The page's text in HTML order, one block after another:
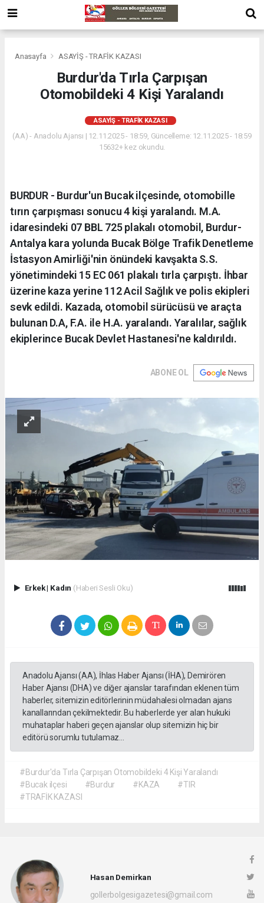
Anasayfa ASAYİŞ - TRAFİK KAZASI
Burdur'da Tırla Çarpışan
Otomobildeki 4 Kişi Yaralandı
ASAYİŞ - TRAFİK KAZASI
(AA) - Anadolu Ajansı | 12.11.2025 - 18:59, Güncelleme: 12.11.2025 - 18:59
15632+ kez okundu.
BURDUR - Burdur'un Bucak ilçesinde, otomobille
tırın çarpışması sonucu 4 kişi yaralandı. M.A.
idaresindeki 07 BBL 725 plakalı otomobil, Burdur-
Antalya kara yolunda Bucak Bölge Trafik Denetleme
İstasyon Amirliği'nin önündeki kavşakta S.S.
yönetimindeki 15 EC 061 plakalı tırla çarpıştı. İhbar
üzerine kaza yerine 112 Acil Sağlık ve polis ekipleri
sevk edildi. Kazada, otomobil sürücüsü ve araçta
bulunan D.A, F.A. ile H.A. yaralandı. Yaralılar, sağlık
ekiplerince Bucak Devlet Hastanesi'ne kaldırıldı.
ABONE OL
Erkek| Kadın (Haberi Sesli Oku)
Anadolu Ajansı (AA), İhlas Haber Ajansı (İHA), Demirören
Haber Ajansı (DHA) ve diğer ajanslar tarafından eklenen tüm
haberler, sitemizin editörlerinin müdahalesi olmadan ajans
kanallarından çekilmektedir. Bu haberlerde yer alan hukuki
muhataplar haberi geçen ajanslar olup sitemizin hiç bir
editörü sorumlu tutulamaz...
#Burdur'da Tırla Çarpışan Otomobildeki 4 Kişi Yaralandı
#Bucak ilçesi
#Burdur #KAZA
#TIR
#TRAFİK KAZASI
Hasan Demirkan
gollerbolgesigazetesi@gmail.com